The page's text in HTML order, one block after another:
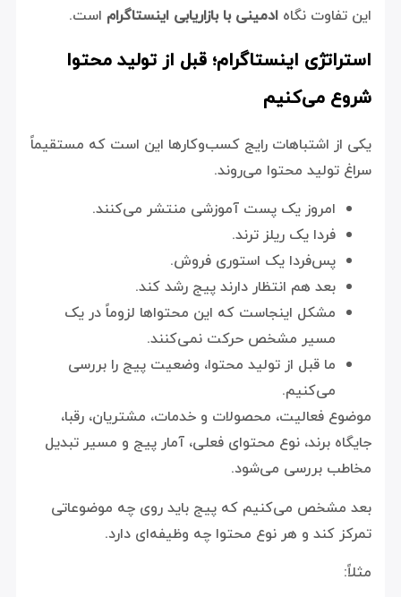
این تفاوت نگاه ادمینی با بازاریابی اینستاگرام است.
استراتژی اینستاگرام؛ قبل از تولید محتوا
شروع می‌کنیم
یکی از اشتباهات رایج کسب‌وکارها این است که مستقیماً
سراغ تولید محتوا می‌روند.
امروز یک پست آموزشی منتشر می‌کنند.
فردا یک ریلز ترند.
پس‌فردا یک استوری فروش.
بعد هم انتظار دارند پیج رشد کند.
مشکل اینجاست که این محتواها لزوماً در یک
مسیر مشخص حرکت نمی‌کنند.
ما قبل از تولید محتوا، وضعیت پیج را بررسی
می‌کنیم.
موضوع فعالیت، محصولات و خدمات، مشتریان، رقبا،
جایگاه برند، نوع محتوای فعلی، آمار پیج و مسیر تبدیل
مخاطب بررسی می‌شود.
بعد مشخص می‌کنیم که پیج باید روی چه موضوعاتی
تمرکز کند و هر نوع محتوا چه وظیفه‌ای دارد.
مثلاً: